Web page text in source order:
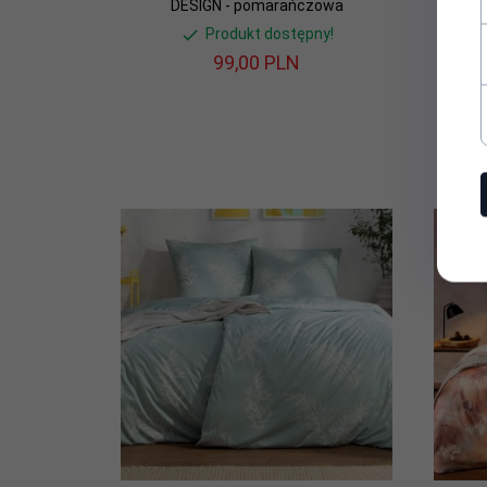
DESIGN - pomarańczowa
Produkt dostępny!
99,00 PLN